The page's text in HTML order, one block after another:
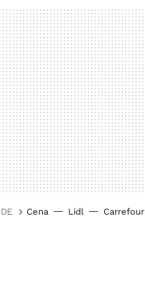
Cena Lidl Carrefour